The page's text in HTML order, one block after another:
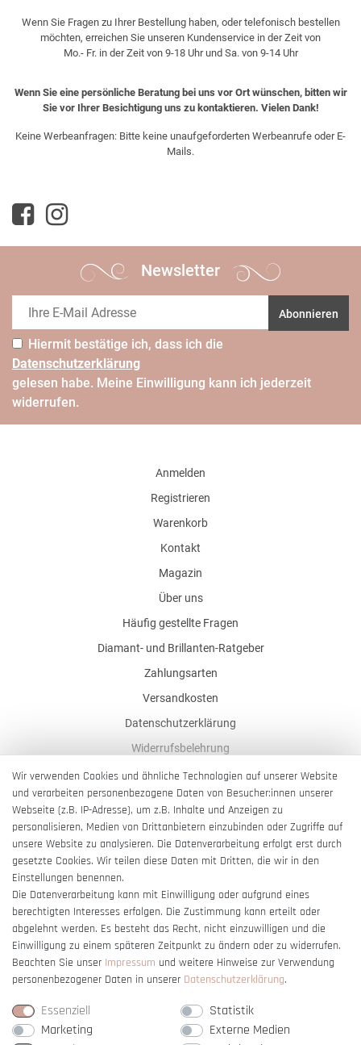
Wenn Sie Fragen zu Ihrer Bestellung haben, oder telefonisch bestellen
möchten, erreichen Sie unseren Kundenservice in der Zeit von
Mo.- Fr. in der Zeit von 9-18 Uhr und Sa. von 9-14 Uhr
Wenn Sie eine persönliche Beratung bei uns vor Ort wünschen, bitten wir
Sie vor Ihrer Besichtigung uns zu kontaktieren. Vielen Dank!
Keine Werbeanfragen: Bitte keine unaufgeforderten Werbeanrufe oder E-
Mails.
Newsletter
Abonnieren
Hiermit bestätige ich, dass ich die
Daten­schutz­erklärung
gelesen habe. Meine Einwilligung kann ich jederzeit
widerrufen.
Anmelden
Registrieren
Warenkorb
Kontakt
Magazin
Über uns
Häufig gestellte Fragen
Diamant- und Brillanten-Ratgeber
Zahlungsarten
Versandkosten
Datenschutzerklärung
Widerrufsbelehrung
AGB
Impressum
Barrierefreiheitserklärung
Vertrag widerrufen
Wir verwenden Cookies und ähnliche Technologien auf unserer Website
und verarbeiten personenbezogene Daten von Besucher:innen unserer
Webseite (z.B. IP-Adresse), um z.B. Inhalte und Anzeigen zu
personalisieren, Medien von Drittanbietern einzubinden oder Zugriffe auf
unsere Website zu analysieren. Die Datenverarbeitung erfolgt erst durch
gesetzte Cookies. Wir teilen diese Daten mit Dritten, die wir in den
Einstellungen benennen.
Die Datenverarbeitung kann mit Einwilligung oder aufgrund eines
berechtigten Interesses erfolgen. Die Zustimmung kann erteilt oder
abgelehnt werden. Es besteht das Recht, nicht einzuwilligen und die
Einwilligung zu einem späteren Zeitpunkt zu ändern oder zu widerrufen.
Beachten Sie unser Impressum und weitere Hinweise zur Verwendung
personenbezogener Daten in unserer Daten­schutz­erklärung.
Essenziell
Statistik
Marketing
Externe Medien